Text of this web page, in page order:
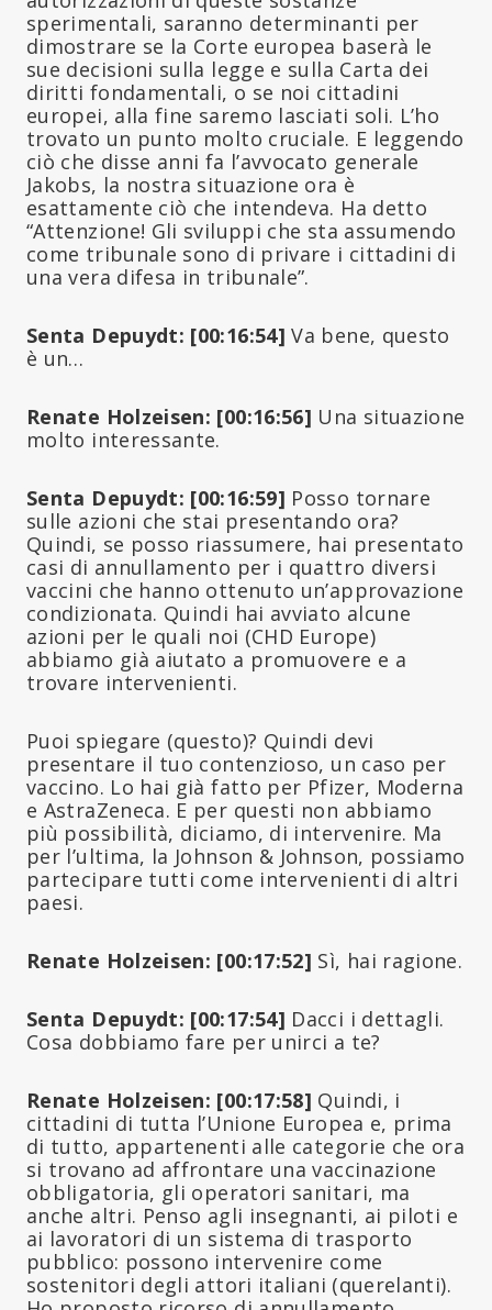
sperimentali, saranno determinanti per
dimostrare se la Corte europea baserà le
sue decisioni sulla legge e sulla Carta dei
diritti fondamentali, o se noi cittadini
europei, alla fine saremo lasciati soli. L’ho
trovato un punto molto cruciale. E leggendo
ciò che disse anni fa l’avvocato generale
Jakobs, la nostra situazione ora è
esattamente ciò che intendeva. Ha detto
“Attenzione! Gli sviluppi che sta assumendo
come tribunale sono di privare i cittadini di
una vera difesa in tribunale”.
Senta Depuydt: [00:16:54] Va bene, questo
è un…
Renate Holzeisen: [00:16:56] Una situazione
molto interessante.
Senta Depuydt: [00:16:59] Posso tornare
sulle azioni che stai presentando ora?
Quindi, se posso riassumere, hai presentato
casi di annullamento per i quattro diversi
vaccini che hanno ottenuto un’approvazione
condizionata. Quindi hai avviato alcune
azioni per le quali noi (CHD Europe)
abbiamo già aiutato a promuovere e a
trovare intervenienti.
Puoi spiegare (questo)? Quindi devi
presentare il tuo contenzioso, un caso per
vaccino. Lo hai già fatto per Pfizer, Moderna
e AstraZeneca. E per questi non abbiamo
più possibilità, diciamo, di intervenire. Ma
per l’ultima, la Johnson & Johnson, possiamo
partecipare tutti come intervenienti di altri
paesi.
Renate Holzeisen: [00:17:52] Sì, hai ragione.
Senta Depuydt: [00:17:54] Dacci i dettagli.
Cosa dobbiamo fare per unirci a te?
Renate Holzeisen: [00:17:58] Quindi, i
cittadini di tutta l’Unione Europea e, prima
di tutto, appartenenti alle categorie che ora
si trovano ad affrontare una vaccinazione
obbligatoria, gli operatori sanitari, ma
anche altri. Penso agli insegnanti, ai piloti e
ai lavoratori di un sistema di trasporto
pubblico: possono intervenire come
sostenitori degli attori italiani (querelanti).